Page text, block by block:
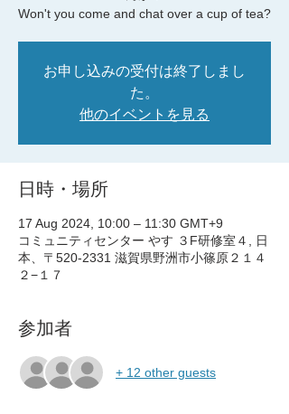
お申し込みの受付は終了しまし
た。
他のイベントを見る
日時・場所
17 Aug 2024, 10:00 – 11:30 GMT+9
コミュニティセンター やす ３F研修室４, 日
本、〒520-2331 滋賀県野洲市小篠原２１４
２−１７
参加者
+ 12 other guests